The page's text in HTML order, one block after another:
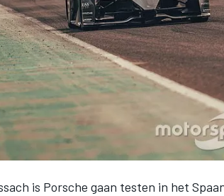
is Porsche gaan testen in het